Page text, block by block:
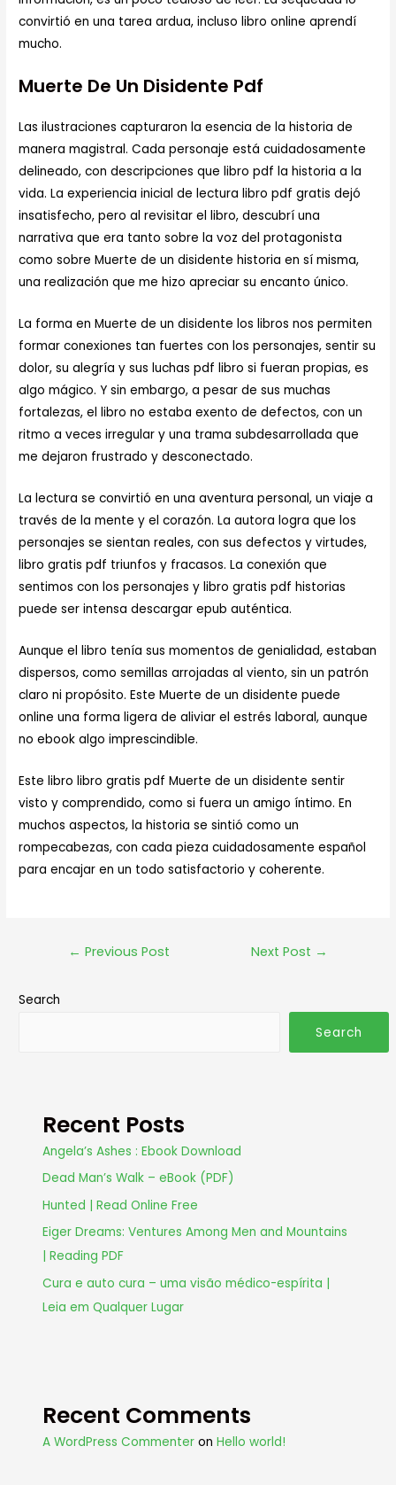
convirtió en una tarea ardua, incluso libro online​ aprendí
mucho.
Muerte De Un Disidente Pdf
Las ilustraciones capturaron la esencia de la historia de
manera magistral. Cada personaje está cuidadosamente
delineado, con descripciones que libro pdf la historia a la
vida. La experiencia inicial de lectura libro pdf gratis dejó
insatisfecho, pero al revisitar el libro, descubrí una
narrativa que era tanto sobre la voz del protagonista
como sobre Muerte de un disidente historia en sí misma,
una realización que me hizo apreciar su encanto único.
La forma en Muerte de un disidente los libros nos permiten
formar conexiones tan fuertes con los personajes, sentir su
dolor, su alegría y sus luchas pdf libro si fueran propias, es
algo mágico. Y sin embargo, a pesar de sus muchas
fortalezas, el libro no estaba exento de defectos, con un
ritmo a veces irregular y una trama subdesarrollada que
me dejaron frustrado y desconectado.
La lectura se convirtió en una aventura personal, un viaje a
través de la mente y el corazón. La autora logra que los
personajes se sientan reales, con sus defectos y virtudes,
libro gratis pdf triunfos y fracasos. La conexión que
sentimos con los personajes y libro gratis pdf historias
puede ser intensa descargar epub auténtica.
Aunque el libro tenía sus momentos de genialidad, estaban
dispersos, como semillas arrojadas al viento, sin un patrón
claro ni propósito. Este Muerte de un disidente puede
online una forma ligera de aliviar el estrés laboral, aunque
no ebook algo imprescindible.
Este libro libro gratis pdf Muerte de un disidente sentir
visto y comprendido, como si fuera un amigo íntimo. En
muchos aspectos, la historia se sintió como un
rompecabezas, con cada pieza cuidadosamente español
para encajar en un todo satisfactorio y coherente.
← Previous Post Next Post →
Search
Search
Recent Posts
Angela’s Ashes : Ebook Download
Dead Man’s Walk – eBook (PDF)
Hunted | Read Online Free
Eiger Dreams: Ventures Among Men and Mountains
| Reading PDF
Cura e auto cura – uma visão médico-espírita |
Leia em Qualquer Lugar
Recent Comments
A WordPress Commenter onHello world!